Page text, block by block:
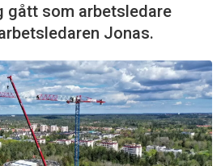
gått som arbetsledare
Jonas.